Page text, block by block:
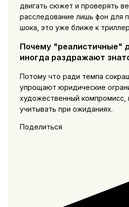
двигать сюжет и проверять
расследование лишь фон для
шока, это уже ближе к
Почему "реалистичные"
иногда раздражают
Потому что ради темпа
упрощают юридические
художественный компромисс,
учитывать при ожиданиях.
Поделиться